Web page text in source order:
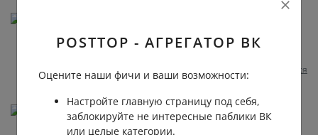
Видно же сама просила, в этот раз чуйка её
подвела
1 год назад 0 0 Отвечать Пожаловаться
Илья Игошев
POSTTOP - АГРЕГАТОР ВК
Оцените наши фичи и ваши возможности:
Настройте главную страницу под себя,
заблокируйте не интересные паблики ВК
или целые категории.